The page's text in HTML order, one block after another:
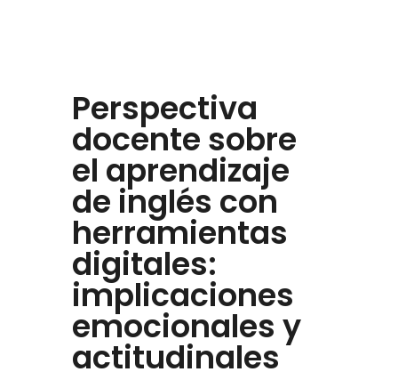
Perspectiva
docente sobre
el aprendizaje
de inglés con
herramientas
digitales:
implicaciones
emocionales y
actitudinales